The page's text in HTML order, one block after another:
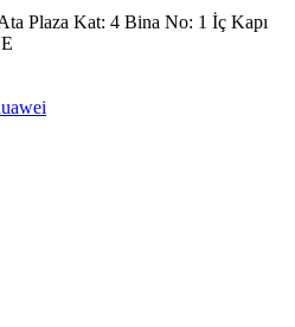
Plaza Kat: 4 Bina No: 1 İç Kapı